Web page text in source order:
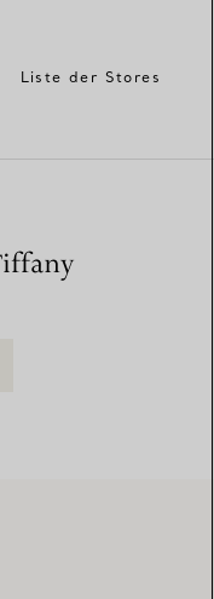
Liste der Stores